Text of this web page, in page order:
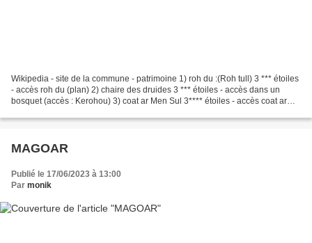
Wikipedia - site de la commune - patrimoine 1) roh du :(Roh tull) 3 *** étoiles
- accès roh du (plan) 2) chaire des druides 3 *** étoiles - accès dans un
bosquet (accès : Kerohou) 3) coat ar Men Sul 3**** étoiles - accès coat ar
MAGOAR
Publié le 17/06/2023 à 13:00
Par monik